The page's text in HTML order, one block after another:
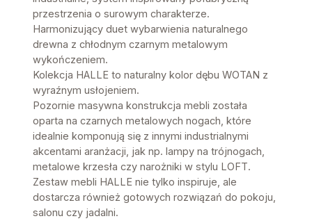
przestrzenia o surowym charakterze.
Harmonizujący duet wybarwienia naturalnego
drewna z chłodnym czarnym metalowym
wykończeniem.
Kolekcja HALLE to naturalny kolor dębu WOTAN z
wyraźnym usłojeniem.
Pozornie masywna konstrukcja mebli została
oparta na czarnych metalowych nogach, które
idealnie komponują się z innymi industrialnymi
akcentami aranżacji, jak np. lampy na trójnogach,
metalowe krzesła czy narożniki w stylu LOFT.
Zestaw mebli HALLE nie tylko inspiruje, ale
dostarcza również gotowych rozwiązań do pokoju,
salonu czy jadalni.